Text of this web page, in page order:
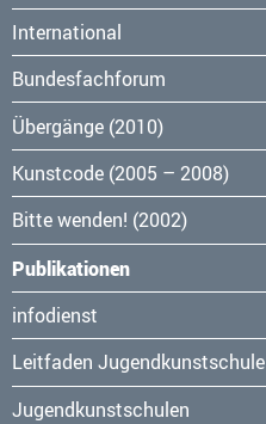
International
Bundesfachforum
Übergänge (2010)
Kunstcode (2005 – 2008)
Bitte wenden! (2002)
Publikationen
Navigation
überspringen
infodienst
Leitfaden Jugendkunstschule
Jugendkunstschulen